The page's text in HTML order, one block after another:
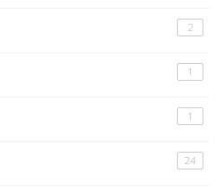
2
1
1
24